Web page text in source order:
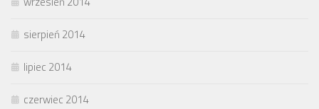
sierpień 2014
lipiec 2014
czerwiec 2014